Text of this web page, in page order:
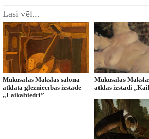
Lasi vēl...
Mūkusalas Mākslas salonā
atklāta glezniecības izstāde
„Laikabiedri”
Mūkusalas
atklās izstādi